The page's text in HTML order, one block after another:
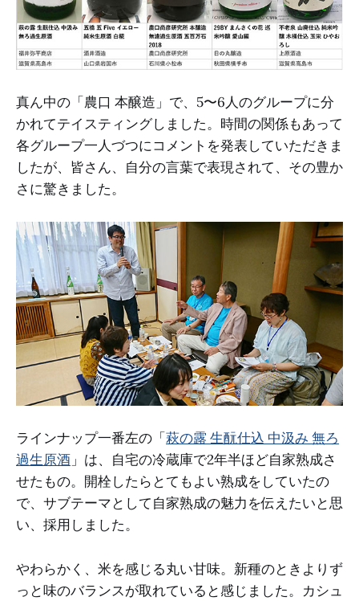
真ん中の「農口 本醸造」で、5〜6人のグループに分
かれてテイスティングしました。時間の関係もあって
各グループ一人づつにコメントを発表していただきま
したが、皆さん、自分の言葉で表現されて、その豊か
さに驚きました。
ラインナップ一番左の「萩の露 生酛仕込 中汲み 無ろ
過生原酒 」は、自宅の冷蔵庫で2年半ほど自家熟成さ
せたもの。開栓したらとてもよい熟成をしていたの
で、サブテーマとして自家熟成の魅力を伝えたいと思
い、採用しました。
やわらかく、米を感じる丸い甘味。新種のときよりず
っと味のバランスが取れていると感じました。カシュ